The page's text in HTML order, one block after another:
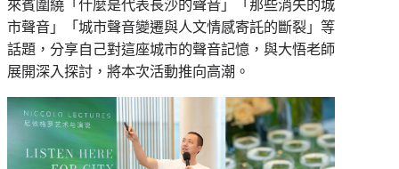
來賓圍繞「什麼是代表長沙的聲音」「那些消失的城
市聲音」「城市聲音變遷與人文情感寄託的斷裂」等
話題，分享自己對這座城市的聲音記憶，與大悟老師
展開深入探討，將本次活動推向高潮。